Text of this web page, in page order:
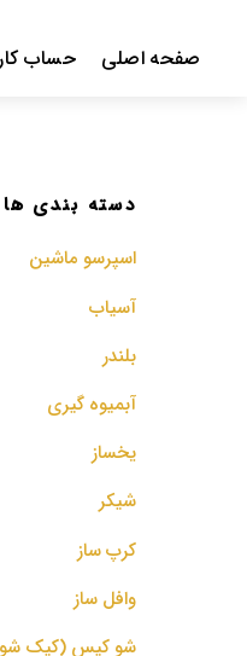
صفحه اصلی حساب
دسته بندی ها
اسپرسو‌ ماشین
آسیاب
بلندر
آبمیوه گیری
یخساز
شیکر
کرپ ساز
وافل ساز
شو کیس (کیک